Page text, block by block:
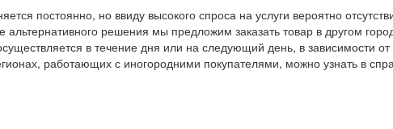
постоянно, но ввиду высокого спроса на услуги вероятно
альтернативного решения мы предложим заказать товар в другом
в течение дня или на следующий день, в зависимости
работающих с иногородними покупателями, можно узнать в